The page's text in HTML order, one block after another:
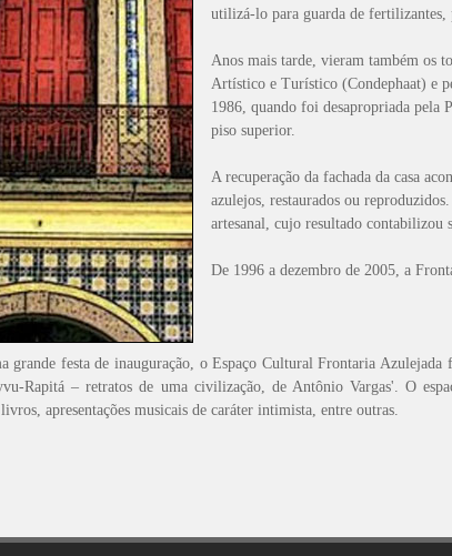
utilizá-lo para guarda de
Anos mais tarde, vieram também os
Artístico e Turístico (Condephaat) e
1986, quando foi desapropriada pela
piso superior.
A recuperação da fachada da casa
azulejos, restaurados ou
artesanal, cujo resultado contabilizou
De 1996 a dezembro de 2005, a
grande festa de inauguração, o Espaço Cultural Frontaria
Rapitá – retratos de uma civilização, de Antônio Vargas'. O
apresentações musicais de caráter intimista, entre outras.